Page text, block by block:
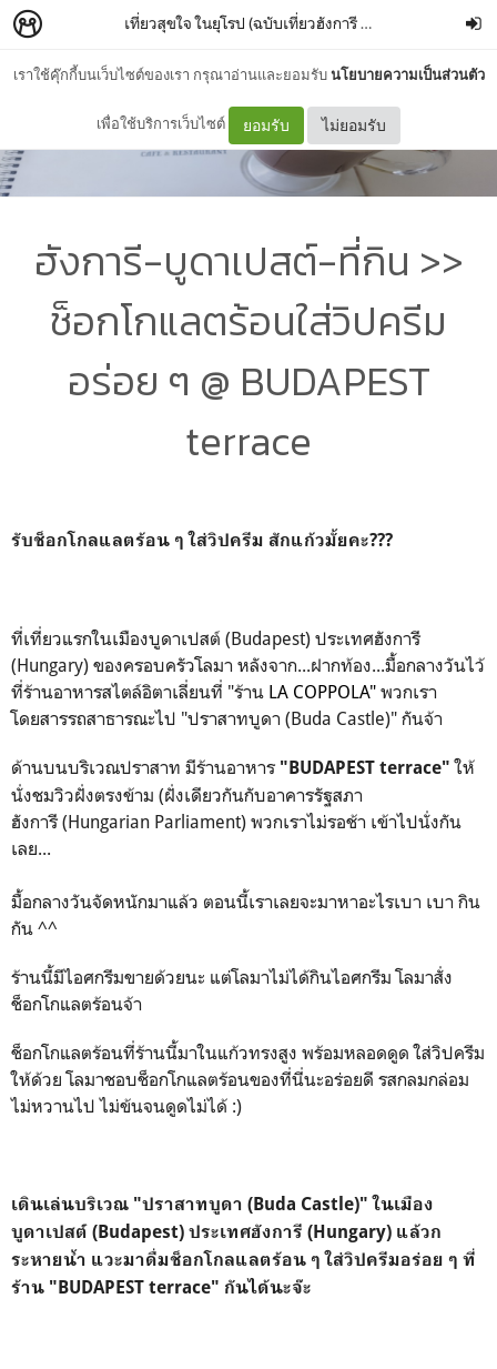
เราใช้คุ๊กกี้บนเว็บไซต์ของเรา กรุณาอ่านและยอมรับนโยบายความเป็นส่วนตัว
เพื่อใช้บริการเว็บไซต์ ยอมรับ ไม่ยอมรับ
เที่ยวสุขใจ ในยุโรป (ฉบับเที่ยวฮังการี Hungary) โลมาป(
ฮังการี-บูดาเปสต์-ที่กิน >>
ช็อกโกแลตร้อนใส่วิปครีม
อร่อย ๆ @ BUDAPEST
terrace
รับช็อกโกลแลตร้อน ๆ ใส่วิปครีม สักแก้วมั้ยคะ???
ที่เที่ยวแรกในเมืองบูดาเปสต์ (Budapest) ประเทศฮังการี
(Hungary) ของครอบครัวโลมา หลังจาก...ฝากท้อง...มื้อกลางวันไว้
ที่ร้านอาหารสไตล์อิตาเลี่ยนที่ "ร้าน LA COPPOLA" พวกเรา
โดยสารรถสาธารณะไป "ปราสาทบูดา (Buda Castle)" กันจ้า
ด้านบนบริเวณปราสาท มีร้านอาหาร "BUDAPEST terrace" ให้
นั่งชมวิวฝั่งตรงข้าม (ฝั่งเดียวกันกับอาคารรัฐสภา
ฮังการี (Hungarian Parliament) พวกเราไม่รอช้า เข้าไปนั่งกัน
เลย...
มื้อกลางวันจัดหนักมาแล้ว ตอนนี้เราเลยจะมาหาอะไรเบา เบา กิน
กัน ^^
ร้านนี้มีไอศกรีมขายด้วยนะ แต่โลมาไม่ได้กินไอศกรีม โลมาสั่ง
ช็อกโกแลตร้อนจ้า
ช็อกโกแลตร้อนที่ร้านนี้มาในแก้วทรงสูง พร้อมหลอดดูด ใส่วิปครีม
ให้ด้วย โลมาชอบช็อกโกแลตร้อนของที่นี่นะอร่อยดี รสกลมกล่อม
ไม่หวานไป ไม่ข้นจนดูดไม่ได้ :)
เดินเล่นบริเวณ "ปราสาทบูดา (Buda Castle)" ในเมือง
บูดาเปสต์ (Budapest) ประเทศฮังการี (Hungary) แล้วก
ระหายน้ำ แวะมาดื่มช็อกโกลแลตร้อน ๆ ใส่วิปครีมอร่อย ๆ ที่
ร้าน "BUDAPEST terrace" กันได้นะจ๊ะ